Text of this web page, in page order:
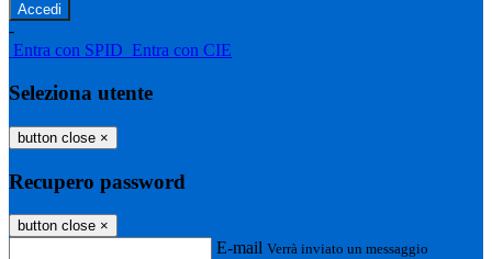
-
Entra con SPID Entra con CIE
Seleziona utente
button close ×
Recupero password
button close ×
E-mail Verrà inviato un messaggio